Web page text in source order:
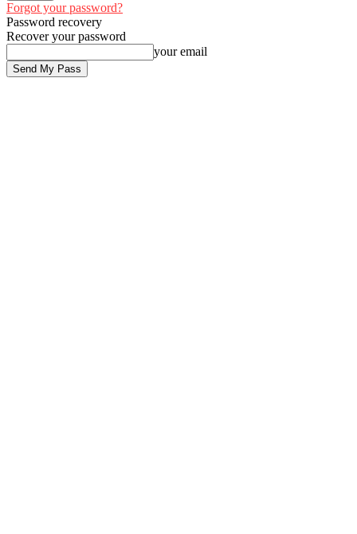
Forgot your password?
Password recovery
Recover your password
your email